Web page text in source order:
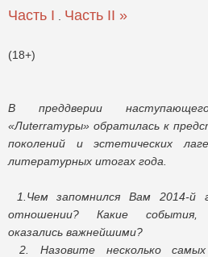
Часть I Часть II »
(18+)
В преддверии
«Лиterraтуры» обратилась к
поколений и эстетических
литературных итогах года.
1.Чем запомнился Вам 2014-й
отношении? Какие события,
оказались важнейшими?
2. Назовите несколько самых